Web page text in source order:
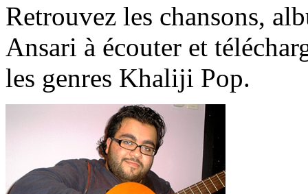
Retrouvez les chansons,
Ansari à écouter et
les genres Khaliji Pop.